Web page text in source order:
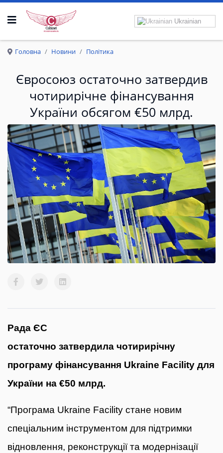
РОЗПРАВКРИЛА
Ukrainian
Головна Новини Політика
Євросоюз остаточно затвердив
чотирирічне фінансування
України обсягом €50 млрд.
Рада ЄС
остаточно затвердила чотирирічну
програму фінансування Ukraine Facility для
України на €50 млрд.
“Програма Ukraine Facility стане новим
спеціальним інструментом для підтримки
відновлення, реконструкції та модернізації